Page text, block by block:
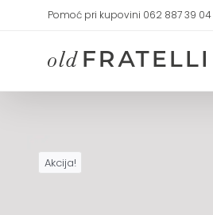
Pomoć pri kupovini 062 887 39 04
Akcija!